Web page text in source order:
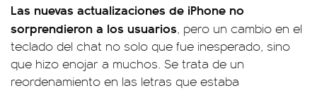
Las nuevas actualizaciones de iPhone no
sorprendieron a los usuarios, pero un cambio en el
teclado del chat no solo que fue inesperado, sino
que hizo enojar a muchos. Se trata de un
reordenamiento en las letras que estaba